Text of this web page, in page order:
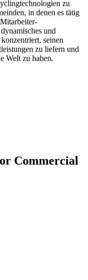
zu
in denen es tätig
und
seinen
zu liefern und
Welt zu haben.
Commercial